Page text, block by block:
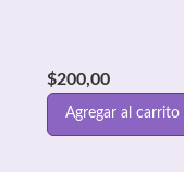
$200,00
Agregar al carrito